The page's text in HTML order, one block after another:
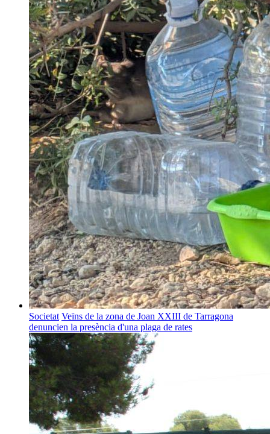
Societat Veïns de la zona de Joan XXIII de Tarragona
denuncien la presència d'una plaga de rates